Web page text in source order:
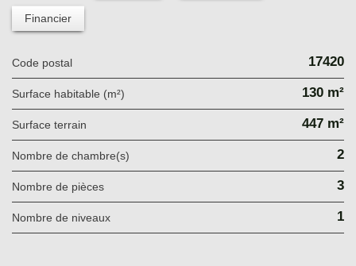
Financier
Code postal 17420
Surface habitable (m²) 130 m²
surface terrain 447 m²
Nombre de chambre(s) 2
Nombre de pièces 3
Nombre de niveaux 1